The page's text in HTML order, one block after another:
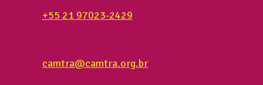
+55 21 97023-2429
camtra@camtra.org.br